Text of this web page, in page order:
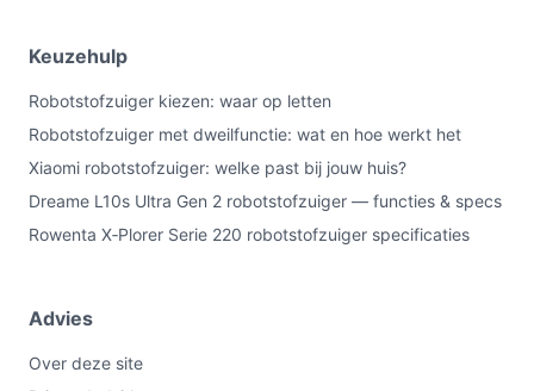
Keuzehulp
Robotstofzuiger kiezen: waar op letten
Robotstofzuiger met dweilfunctie: wat en hoe werkt het
Xiaomi robotstofzuiger: welke past bij jouw huis?
Dreame L10s Ultra Gen 2 robotstofzuiger — functies & specs
Rowenta X‑Plorer Serie 220 robotstofzuiger specificaties
Advies
Over deze site